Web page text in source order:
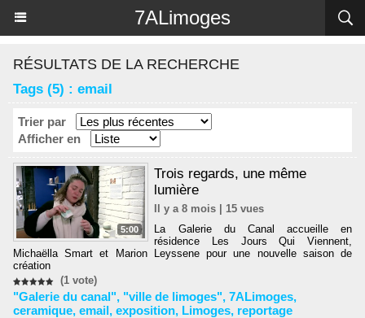
7ALimoges
RÉSULTATS DE LA RECHERCHE
Tags (5) : email
Trier par
Afficher en
5:00
Trois regards, une même
lumière
Il y a 8 mois | 15 vues
La Galerie du Canal accueille en
résidence Les Jours Qui Viennent,
Michaëlla Smart et Marion Leyssene pour une nouvelle saison de
création
(1 vote)
"Galerie du canal", "ville de limoges", 7ALimoges,
ceramique, email, exposition, Limoges, reportage